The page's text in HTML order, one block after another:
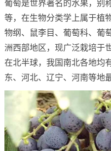
葡萄是世界著名的水果，别
等，在生物分类学上属于植
物纲、鼠李目、葡萄科、葡
洲西部地区，现广泛栽培于
在北半球，我国南北各地均
东、河北、辽宁、河南等地